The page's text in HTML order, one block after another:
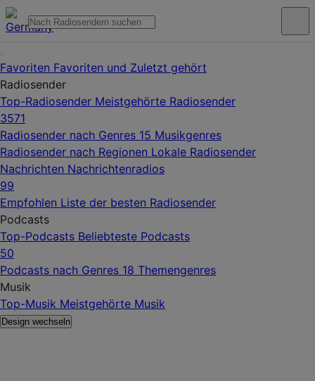
Favoriten Favoriten und Zuletzt gehört
Radiosender
Top-Radiosender Meistgehörte Radiosender
3571
Radiosender nach Genres 15 Musikgenres
Radiosender nach Regionen Lokale Radiosender
Nachrichten Nachrichtenradios
99
Empfohlen Liste der besten Radiosender
Podcasts
Top-Podcasts Beliebteste Podcasts
50
Podcasts nach Genres 18 Themengenres
Musik
Top-Musik Meistgehörte Musik
Design wechseln